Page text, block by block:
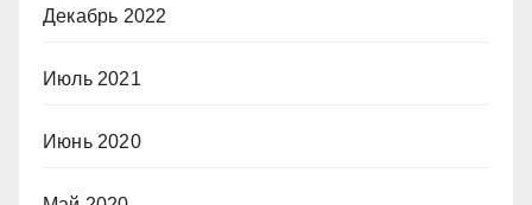
Декабрь 2022
Июль 2021
Июнь 2020